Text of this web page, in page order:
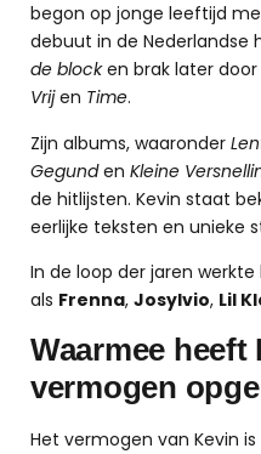
begon op jonge leeftijd
debuut in de
de blocken brak later
Vrijen Time.
Zijn albums, waaronder
Gegunden Kleine
de hitlijsten. Kevin staat
eerlijke teksten en unieke
In de loop der jaren
als Frenna, Josylvio, Lil
Waarmee heeft
vermogen
Het vermogen van Kevin